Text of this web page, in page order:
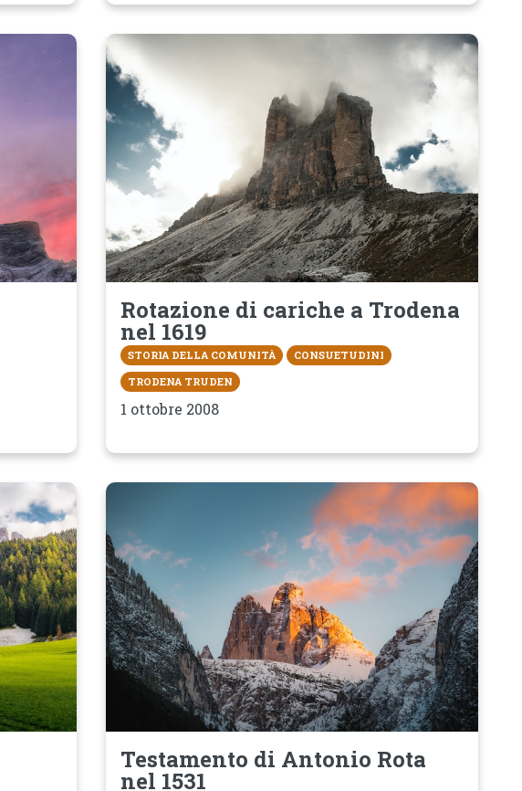
Rotazione di cariche a Trodena
nel 1619
STORIA DELLA COMUNITÀ
CONSUETUDINI
TRODENA TRUDEN
1 ottobre 2008
Testamento di Antonio Rota
nel 1531